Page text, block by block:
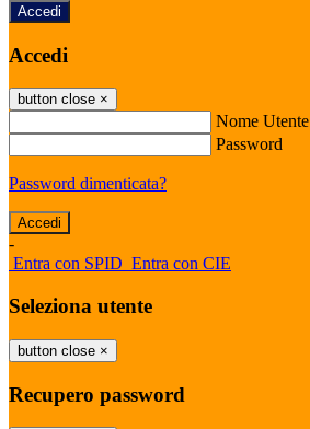
Accedi
Accedi
button close ×
Nome Utente
Password
Password dimenticata?
-
Entra con SPID Entra con CIE
Seleziona utente
button close ×
Recupero password